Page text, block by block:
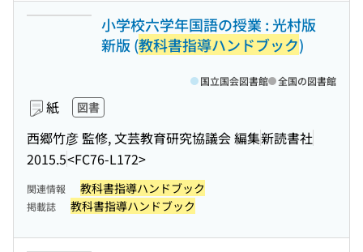
小学校六学年国語の授業 : 光村版
新版 (教科書指導ハンドブック)
紙 図書
西郷竹彦 監修, 文芸教育研究協議会 編集新読書社
2015.5<FC76-L172>
国立国会図書館 全国の図書館
関連情報 教科書指導ハンドブック
掲載誌 教科書指導ハンドブック